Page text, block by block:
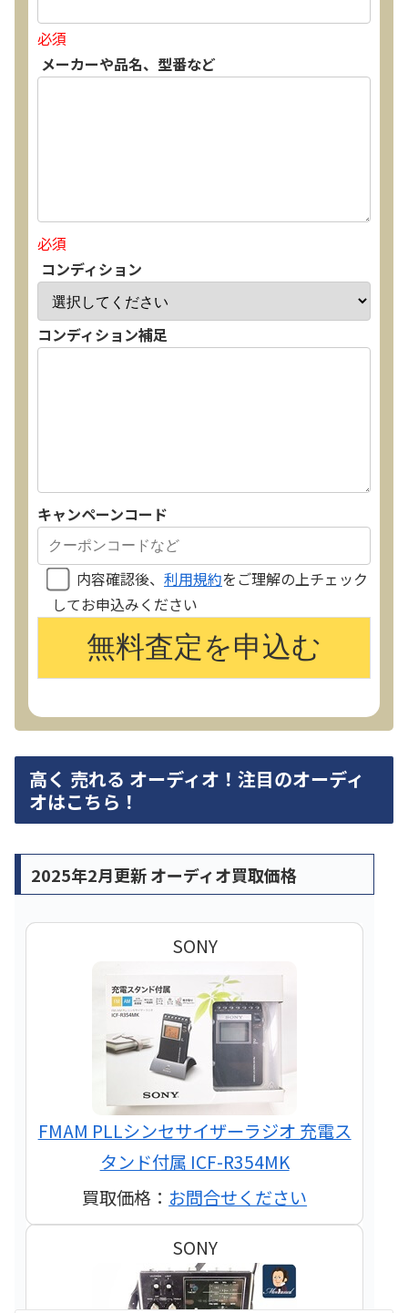
必須
メーカーや品名、型番など
必須
コンディション
コンディション補足
キャンペーンコード
内容確認後、 利用規約をご理解の上チェック
してお申込みください
高く 売れる オーディオ！注目のオーディ
オはこちら！
2025年2月更新 オーディオ買取価格
SONY
FMAM PLLシンセサイザーラジオ 充電ス
タンド付属 ICF-R354MK
買取価格： お問合せください
SONY